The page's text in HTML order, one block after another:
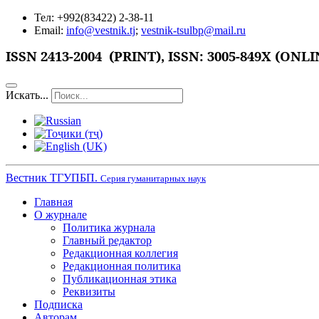
Тел: +992(83422) 2-38-11
Email: info@vestnik.tj; vestnik-tsulbp@mail.ru
ISSN 2413-2004 (PRINT), ISSN: 3005-849X
Искать...
Вестник ТГУПБП. Серия гуманитарных наук
Главная
О журнале
Политика журнала
Главный редактор
Редакционная коллегия
Редакционная политика
Публикационная этика
Реквизиты
Подписка